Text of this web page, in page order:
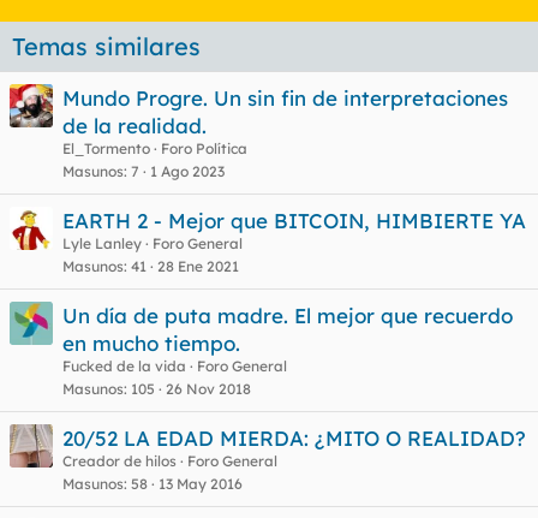
Dejar huevos secos
Temas similares
Mundo Progre. Un sin fin de interpretaciones
de la realidad.
El_Tormento
Foro Política
Masunos 7 1 Ago 2023
EARTH 2 - Mejor que BITCOIN, HIMBIERTE YA
Lyle Lanley
Foro General
Masunos 41 28 Ene 2021
Un día de puta madre. El mejor que recuerdo
en mucho tiempo.
Fucked de la vida
Foro General
Masunos 105 26 Nov 2018
20/52 LA EDAD MIERDA: ¿MITO O REALIDAD?
Creador de hilos
Foro General
Masunos 58 13 May 2016